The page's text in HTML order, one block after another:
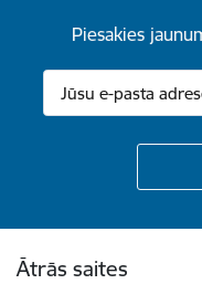
Piesakies
Ātrās saites